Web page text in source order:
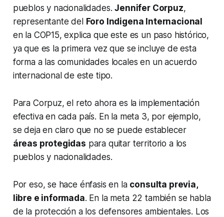
pueblos y nacionalidades.Jennifer Corpuz,
representante del Foro Indigena Internacional
en la COP15, explica que este es un paso histórico,
ya que es la primera vez que se incluye de esta
forma a las comunidades locales en un acuerdo
internacional de este tipo.
Para Corpuz, el reto ahora es la implementación
efectiva en cada país. En la meta 3, por ejemplo,
se deja en claro que no se puede establecer
áreas protegidas para quitar territorio a los
pueblos y nacionalidades.
Por eso, se hace énfasis en la consulta previa,
libre e informada. En la meta 22 también se habla
de la protección a los defensores ambientales. Los